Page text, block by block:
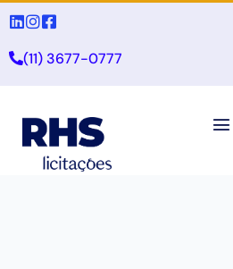
(11) 3677-0777